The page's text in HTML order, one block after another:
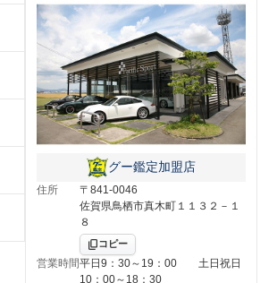
グー鑑定加盟店
住所
〒841-0046
佐賀県鳥栖市真木町１１３２－１
８
コピー
営業時間平日9：30～19：00 土日祝日
10：00～18：30